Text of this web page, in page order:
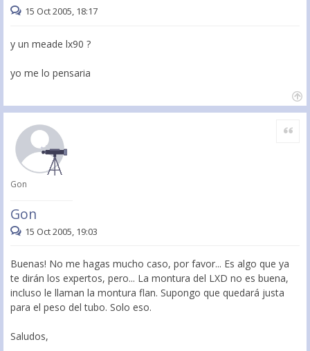
15 Oct 2005, 18:17
y un meade lx90 ?
yo me lo pensaria
Gon
Gon
Citar
15 Oct 2005, 19:03
Buenas! No me hagas mucho caso, por favor... Es algo que ya
te dirán los expertos, pero... La montura del LXD no es buena,
incluso le llaman la montura flan. Supongo que quedará justa
para el peso del tubo. Solo eso.
Saludos,